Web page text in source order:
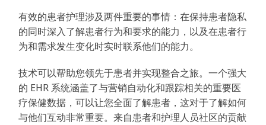
有效的患者护理涉及两件重要的事情：在保持患者隐私
的同时深入了解患者行为和要求的能力，以及在患者行
为和需求发生变化时实时联系他们的能力。
技术可以帮助您领先于患者并实现整合之旅。一个强大
的 EHR 系统涵盖了与营销自动化和跟踪相关的重要医
疗保健数据，可以让您全面了解患者，这对于了解如何
与他们互动非常重要。来自患者和护理人员社区的贡献